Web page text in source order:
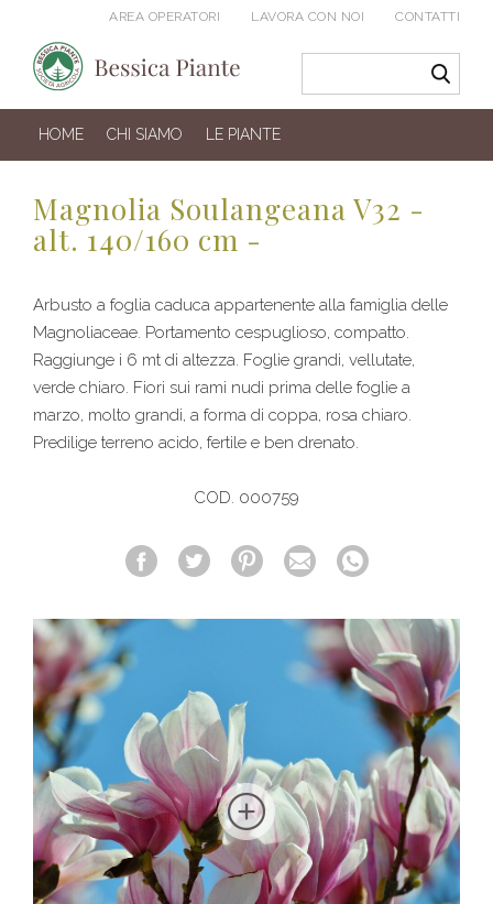
AREA OPERATORI LAVORA CON NOI CONTATTI
HOME CHI SIAMO LE PIANTE
Magnolia Soulangeana V32 -
alt. 140/160 cm -
Arbusto a foglia caduca appartenente alla famiglia delle
Magnoliaceae. Portamento cespuglioso, compatto.
Raggiunge i 6 mt di altezza. Foglie grandi, vellutate,
verde chiaro. Fiori sui rami nudi prima delle foglie a
marzo, molto grandi, a forma di coppa, rosa chiaro.
Predilige terreno acido, fertile e ben drenato.
COD. 000759